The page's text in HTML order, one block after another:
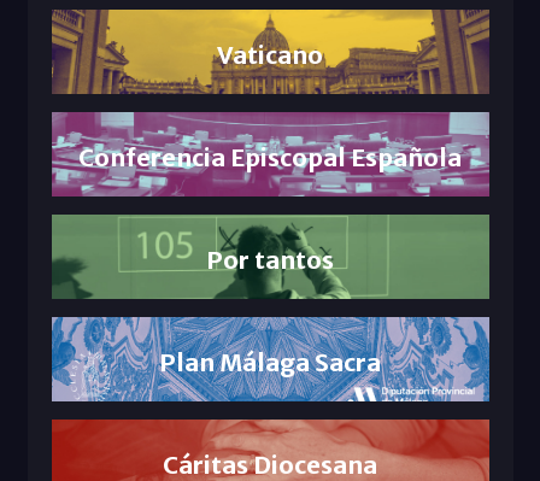
Vaticano
Conferencia Episcopal Española
Por tantos
Plan Málaga Sacra
Cáritas Diocesana